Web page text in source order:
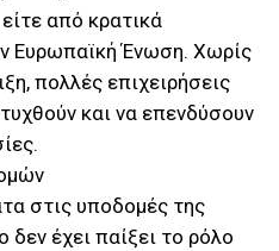
από κρατικά
Ευρωπαϊκή Ένωση. Χωρίς
πολλές επιχειρήσεις
και να επενδύσουν
στις υποδομές της
δεν έχει παίξει το ρόλο